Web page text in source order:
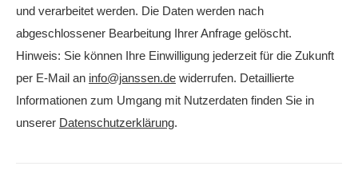
und verarbeitet werden. Die Daten werden nach
abgeschlossener Bearbeitung Ihrer Anfrage gelöscht.
Hinweis: Sie können Ihre Einwilligung jederzeit für die Zukunft
per E-Mail an info@janssen.de widerrufen. Detaillierte
Informationen zum Umgang mit Nutzerdaten finden Sie in
unserer Datenschutzerklärung.